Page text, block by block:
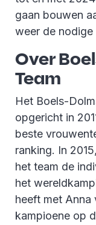
gaan bouwen
weer de nodige
Over
Team
Het Boels-
opgericht in
beste
ranking. In
het team de
het
heeft met Anna
kampioene op